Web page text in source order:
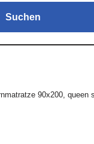
Suchen
90x200, queen